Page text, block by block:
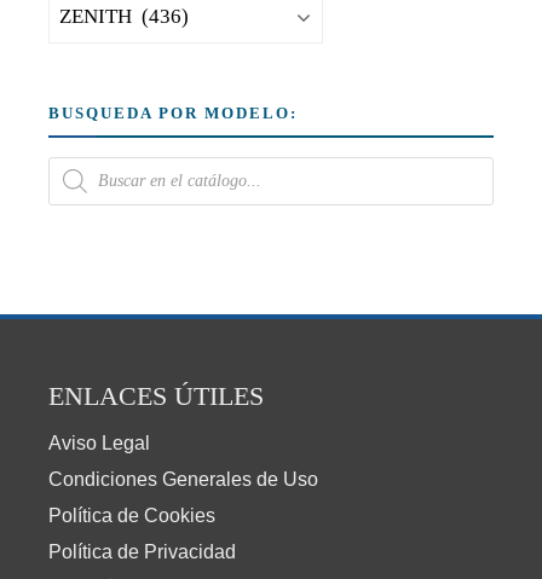
BUSQUEDA POR MODELO:
ENLACES ÚTILES
Aviso Legal
Condiciones Generales de Uso
Política de Cookies
Política de Privacidad